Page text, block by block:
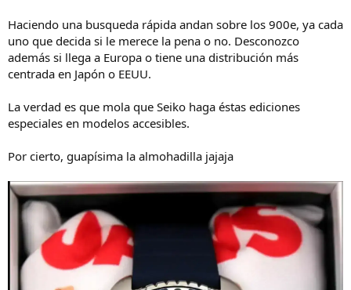
Haciendo una busqueda rápida andan sobre los 900e, ya cada
uno que decida si le merece la pena o no. Desconozco
además si llega a Europa o tiene una distribución más
centrada en Japón o EEUU.
La verdad es que mola que Seiko haga éstas ediciones
especiales en modelos accesibles.
Por cierto, guapísima la almohadilla jajaja